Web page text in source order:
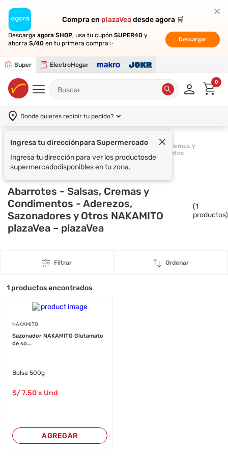
Compra en plazaVeadesde agora 🛒
Descarga agora SHOP, usa tu cupón SUPER40 y
ahorra S/40 en tu primera compra✨
Descargar
Super ElectroHogar
Compra en plazaVeadesde agora 🛒
Descarga agora SHOP, usa tu cupón SUPER40 y
ahorra S/40 en tu primera compra✨
Descargar
0
Donde quieres recibir tu pedido?
Ingresa tu direcciónpara Supermercado
Ingresa tu dirección para ver los productosde
supermercadodisponibles en tu zona.
Salsas, Cremas y
Condimentos
Abarrotes - Salsas, Cremas y
Condimentos - Aderezos,
Sazonadores y Otros NAKAMITO
plazaVea – plazaVea
(1
productos)
Filtrar Ordenar
1 productos encontrados
NAKAMITO
Sazonador NAKAMITO Glutamato
de so...
Bolsa 500g
S/7.50 x Und
AGREGAR